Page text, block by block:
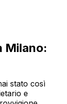
Milano:
stato così
e